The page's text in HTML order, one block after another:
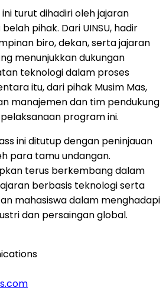
turut dihadiri oleh jajaran
pihak. Dari UINSU, hadir
biro, dekan, serta jajaran
menunjukkan dukungan
teknologi dalam proses
itu, dari pihak Musim Mas,
manajemen dan tim pendukung
program ini.
ini ditutup dengan peninjauan
para tamu undangan.
terus berkembang dalam
berbasis teknologi serta
mahasiswa dalam menghadapi
dan persaingan global.